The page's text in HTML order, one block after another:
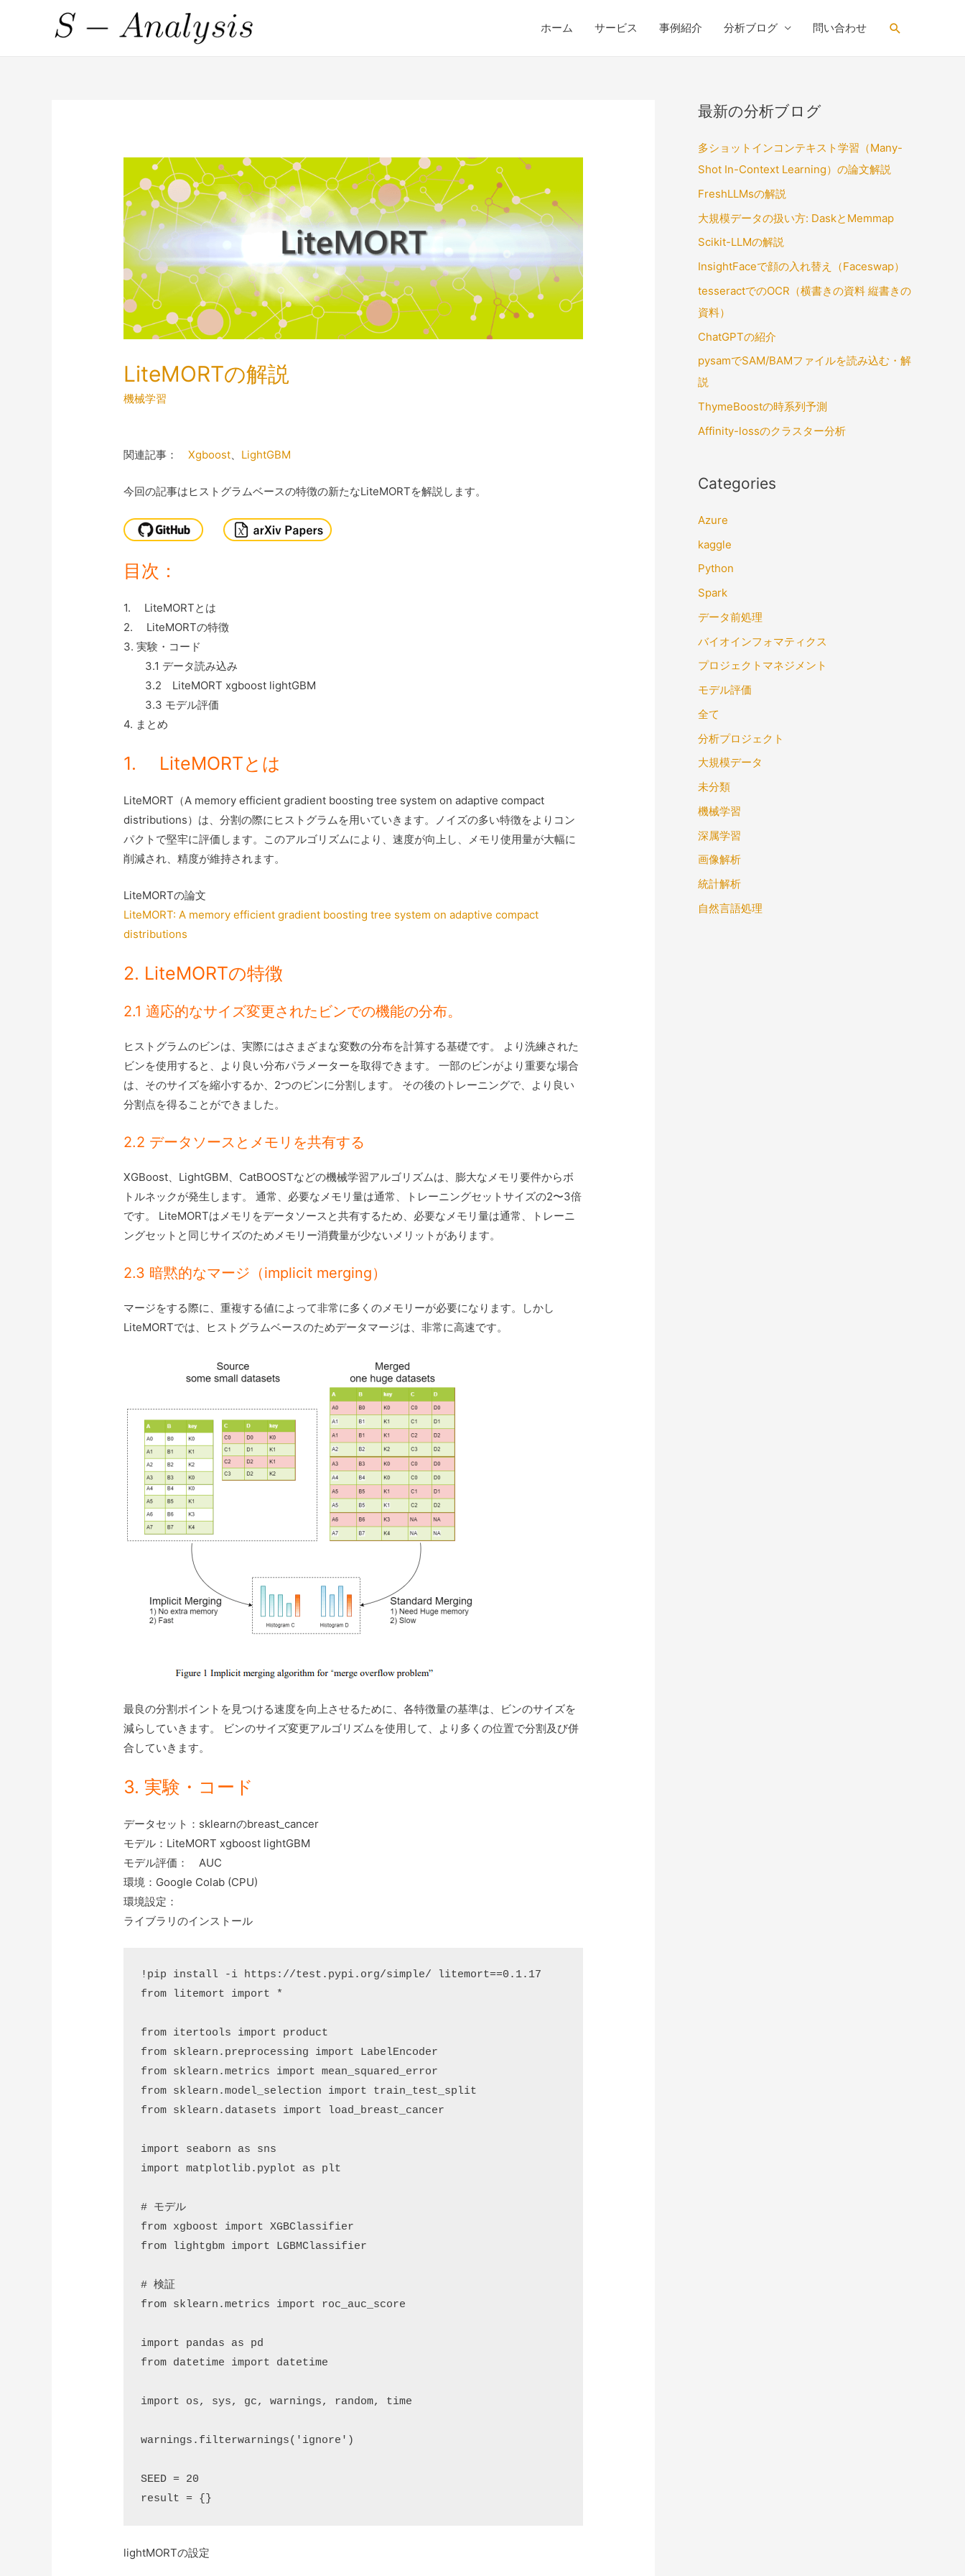
ホーム サービス 事例紹介 分析ブログ 問い合わせ Search
LiteMORTの解説
機械学習
関連記事：Xgboost、 LightGBM
今回の記事はヒストグラムベースの特徴の新たなLiteMORTを解説します。
目次：
1. LiteMORTとは
2. LiteMORTの特徴
3. 実験・コード
3.1 データ読み込み
3.2 LiteMORT xgboost lightGBM
3.3 モデル評価
4. まとめ
1. LiteMORTとは
LiteMORT（A memory efficient gradient boosting tree system on adaptive compact
distributions）は、分割の際にヒストグラムを用いていきます。ノイズの多い特徴をよりコン
パクトで堅牢に評価します。このアルゴリズムにより、速度が向上し、メモリ使用量が大幅に
削減され、精度が維持されます。
LiteMORTの論文
LiteMORT: A memory efficient gradient boosting tree system on adaptive compact
distributions
2. LiteMORTの特徴
2.1 適応的なサイズ変更されたビンでの機能の分布。
ヒストグラムのビンは、実際にはさまざまな変数の分布を計算する基礎です。 より洗練された
ビンを使用すると、より良い分布パラメーターを取得できます。 一部のビンがより重要な場合
は、そのサイズを縮小するか、2つのビンに分割します。 その後のトレーニングで、より良い
分割点を得ることができました。
2.2 データソースとメモリを共有する
XGBoost、LightGBM、CatBOOSTなどの機械学習アルゴリズムは、膨大なメモリ要件からボ
トルネックが発生します。 通常、必要なメモリ量は通常、トレーニングセットサイズの2〜3倍
です。 LiteMORTはメモリをデータソースと共有するため、必要なメモリ量は通常、トレーニ
ングセットと同じサイズのためメモリー消費量が少ないメリットがあります。
2.3 暗黙的なマージ（implicit merging）
マージをする際に、重複する値によって非常に多くのメモリーが必要になります。しかし
LiteMORTでは、ヒストグラムベースのためデータマージは、非常に高速です。
最良の分割ポイントを見つける速度を向上させるために、各特徴量の基準は、ビンのサイズを
減らしていきます。 ビンのサイズ変更アルゴリズムを使用して、より多くの位置で分割及び併
合していきます。
3. 実験・コード
データセット：sklearnのbreast_cancer
モデル：LiteMORT xgboost lightGBM
モデル評価： AUC
環境：Google Colab (CPU)
環境設定：
ライブラリのインストール
!pip install -i https://test.pypi.org/simple/ litemort==0.1.17
from litemort import *
from itertools import product
from sklearn.preprocessing import LabelEncoder
from sklearn.metrics import mean_squared_error
from sklearn.model_selection import train_test_split
from sklearn.datasets import load_breast_cancer
import seaborn as sns
import matplotlib.pyplot as plt
# モデル
from xgboost import XGBClassifier
from lightgbm import LGBMClassifier
# 検証
from sklearn.metrics import roc_auc_score
import pandas as pd
from datetime import datetime
import os, sys, gc, warnings, random, time
warnings.filterwarnings('ignore')
SEED = 20
result = {}
lightMORTの設定
最新の分析ブログ
多ショットインコンテキスト学習（Many-
Shot In-Context Learning）の論文解説
FreshLLMsの解説
大規模データの扱い方: DaskとMemmap
Scikit-LLMの解説
InsightFaceで顔の入れ替え（Faceswap）
tesseractでのOCR（横書きの資料 縦書きの
資料）
ChatGPTの紹介
pysamでSAM/BAMファイルを読み込む・解
説
ThymeBoostの時系列予測
Affinity-lossのクラスター分析
Categories
Azure
kaggle
Python
Spark
データ前処理
バイオインフォマティクス
プロジェクトマネジメント
モデル評価
全て
分析プロジェクト
大規模データ
未分類
機械学習
深属学習
画像解析
統計解析
自然言語処理